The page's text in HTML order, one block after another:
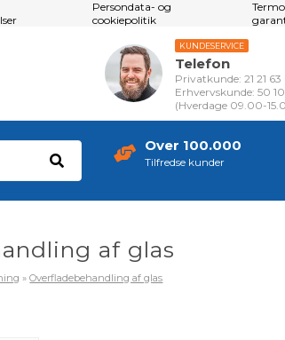
Persondata- og
cookiepolitik
KUNDESERVICE
Telefon
Privatkunde: 21 21 63
Erhvervskunde: 50 10
(Hverdage 09.00-
Over 100.000
Tilfredse kunder
af glas
»Overfladebehandling af glas